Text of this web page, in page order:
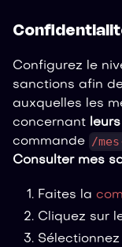
Configurez le
sanctions afin
auxquelles les
concernant
commande /
Consulter mes
Faites la
Cliquez sur
Sélectionnez